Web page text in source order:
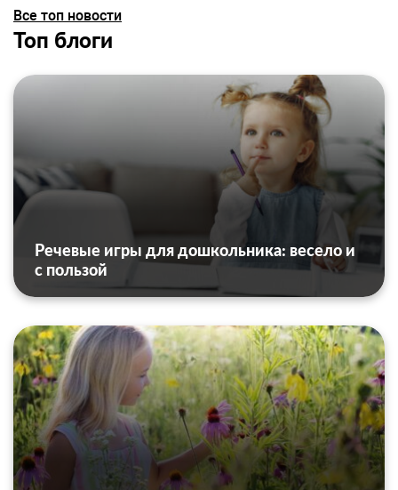
Все топ новости
Топ блоги
Речевые игры для дошкольника: весело и
с пользой